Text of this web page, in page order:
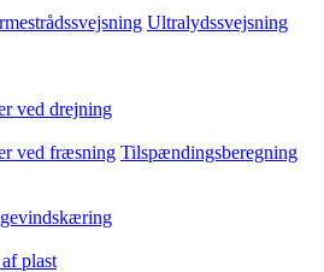
Ultralydssvejsning
ved drejning
ved fræsning Tilspændingsberegning
plast